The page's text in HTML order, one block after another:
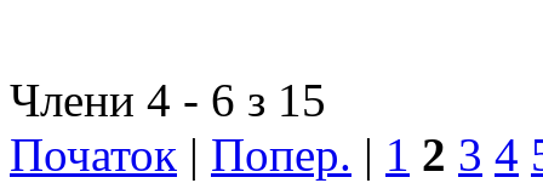
Члени 4 - 6 з 15
Початок | Попер. | 1 2 3 4